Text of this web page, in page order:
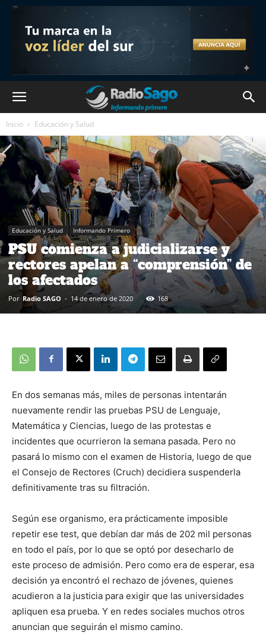
Inicio Educación y Salud
Educación y Salud Informando Primero
PSU comienza a judicializarse y
rectores apelan a “comprensión” de
los afectados
Por Radio SAGO - 14 de enero de 2020 168
En dos semanas más, miles de personas intentarán
nuevamente rendir las pruebas PSU de Lenguaje,
Matemática y Ciencias, luego de las protestas e
incidentes que ocurrieron la semana pasada. Pero no
pasará lo mismo con el examen de Historia, luego de que
el Consejo de Rectores (Cruch) decidiera suspenderla
definitivamente tras su filtración.
Según ese organismo, era prácticamente imposible
repetir ese test, que debían dar más de 202 mil personas
en todo el país, por lo que se optó por desecharlo de
este proceso de admisión. Pero como era de esperar, esa
decisión ya encontró el rechazo de jóvenes, quienes
acudieron a la justicia para exigir que las universidades
apliquen esa prueba. Y en redes sociales muchos otros
anuncian que seguirán el mismo camino.